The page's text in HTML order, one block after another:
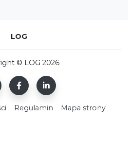
LOG
© LOG 2026
Regulamin Mapa strony